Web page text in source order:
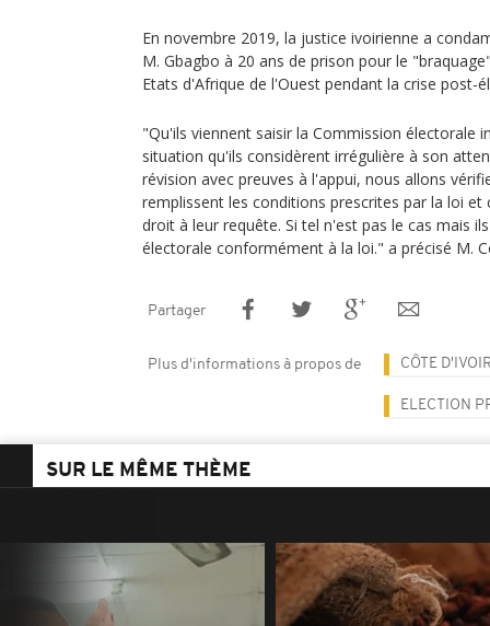
En novembre 2019, la justice ivoirienne a
M. Gbagbo à 20 ans de prison pour le
Etats d'Afrique de l'Ouest pendant la crise post-
"Qu'ils viennent saisir la Commission électorale
situation qu'ils considèrent irrégulière à son
révision avec preuves à l'appui, nous allons
remplissent les conditions prescrites par la loi et
droit à leur requête. Si tel n'est pas le cas mais
électorale conformément à la loi." a précisé M.
Partager
Plus d'informations à propos de CÔTE
ELECTION
SUR LE MÊME THÈME